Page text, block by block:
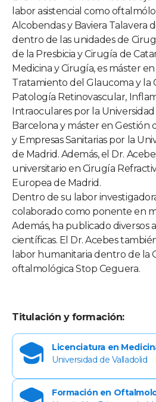
labor asistencial como
Alcobendas y Baviera Talavera
dentro de las unidades de
de la Presbicia y Cirugía de
Medicina y Cirugía, es máster
Tratamiento del Glaucoma y la
Patología Retinovascular,
Intraoculares por la
Barcelona y máster en Gestión
y Empresas Sanitarias por la
de Madrid. Además, el Dr.
universitario en Cirugía
Europea de Madrid.
Dentro de su labor
colaborado como ponente en
Además, ha publicado diversos
científicas. El Dr. Acebes
labor humanitaria dentro de la
oftalmológica Stop Ceguera.
Titulación y formación:
Licenciatura en
Universidad de Valladolid
Formación en